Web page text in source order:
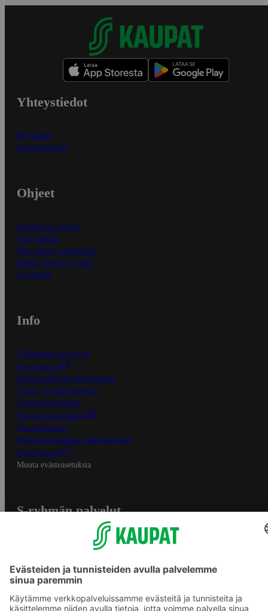
Yhteystiedot
Myymälät
Asiakaspalvelu
Ohjeet
Ensitilaajan ohjeet
Näin maksat
Näin tilaat ja muokkaat
Kaikki ohjeet ja vinkit
In English
Info
S-Business yrityksille
Oiva-raportit
Osuuskauppojen yhteystiedot
Tilaus- ja toimitusehdot
Tietosuojakäytäntö
Palvelun käyttöehdot
Saavutettavuus
Mobiilisovelluksen saavutettavuus
Mainostajalle
Muuta evästeasetuksia
S-ryhmän palvelut
Yhteishyvä Ruoka -sovellus
S-ostoslista -sovellus
Prisma.fi